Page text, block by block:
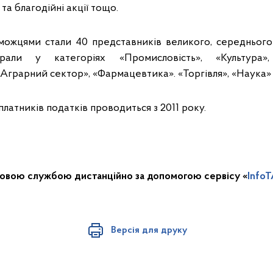
благодійні акції тощо.
стали 40 представників великого, середнього
у категоріях «Промисловість»,
сектор», «Фармацевтика». «Торгівля», «Наука»
податків проводиться з 2011 року.
службою дистанційно за допомогою сервісу «
Версія для друку